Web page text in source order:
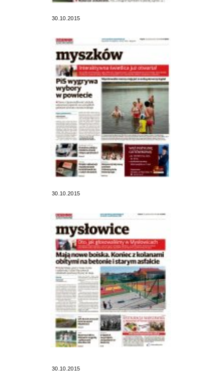
30.10.2015
30.10.2015
30.10.2015